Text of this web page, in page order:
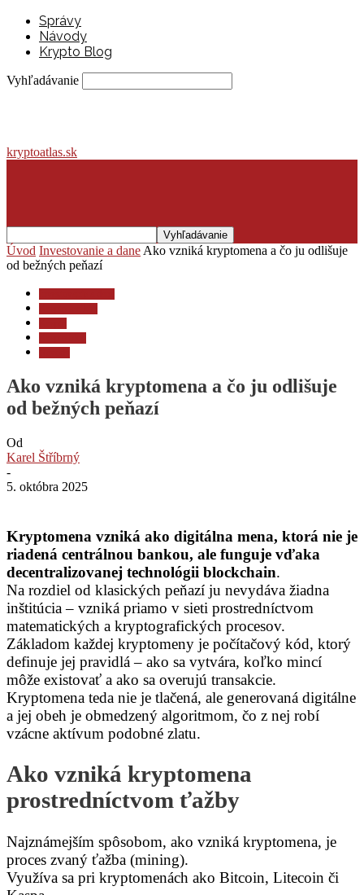
Správy
Návody
Krypto Blog
Vyhľadávanie
kryptoatlas.sk
Úvod Investovanie a dane Ako vzniká kryptomena a čo ju odlišuje
od bežných peňazí
Ako vzniká kryptomena a čo ju odlišuje
od bežných peňazí
Od
Karel Štříbrný
-
5. októbra 2025
Kryptomena vzniká ako digitálna mena, ktorá nie je
riadená centrálnou bankou, ale funguje vďaka
decentralizovanej technológii blockchain.
Na rozdiel od klasických peňazí ju nevydáva žiadna
inštitúcia – vzniká priamo v sieti prostredníctvom
matematických a kryptografických procesov.
Základom každej kryptomeny je počítačový kód, ktorý
definuje jej pravidlá – ako sa vytvára, koľko mincí
môže existovať a ako sa overujú transakcie.
Kryptomena teda nie je tlačená, ale generovaná digitálne
a jej obeh je obmedzený algoritmom, čo z nej robí
vzácne aktívum podobné zlatu.
Ako vzniká kryptomena
prostredníctvom ťažby
Najznámejším spôsobom, ako vzniká kryptomena, je
proces zvaný ťažba (mining).
Využíva sa pri kryptomenách ako Bitcoin, Litecoin či